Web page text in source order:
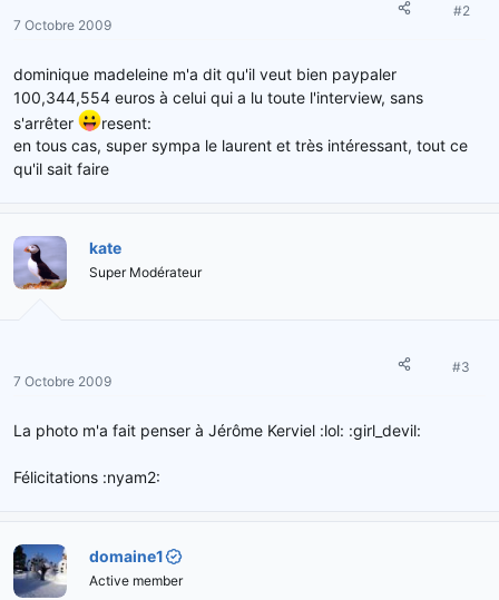
7 Octobre 2009
#2
dominique madeleine m'a dit qu'il veut bien paypaler
100,344,554 euros à celui qui a lu toute l'interview, sans
s'arrêter
resent:
en tous cas, super sympa le laurent et très intéressant, tout ce
qu'il sait faire
kate
Super Modérateur
7 Octobre 2009
#3
La photo m'a fait penser à Jérôme Kerviel :lol: :girl_devil:
Félicitations :nyam2:
domaine1
Active member